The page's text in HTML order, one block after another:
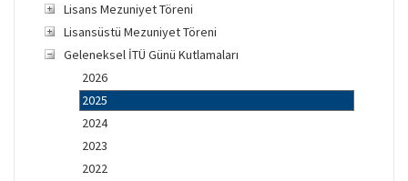
Lisans Mezuniyet Töreni
Lisansüstü Mezuniyet Töreni
Geleneksel İTÜ Günü Kutlamaları
2026
2025
2024
2023
2022